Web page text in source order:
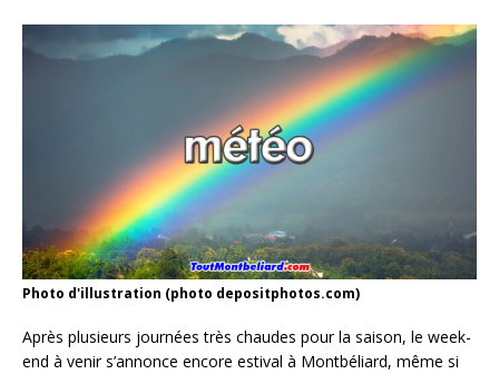
Photo d'illustration (photo depositphotos.com)
Après plusieurs journées très chaudes pour la saison, le week-
end à venir s’annonce encore estival à Montbéliard, même si